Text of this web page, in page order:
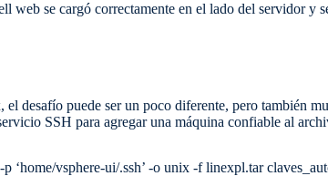
web se cargó correctamente en el lado del servidor y
el desafío puede ser un poco diferente, pero también
SSH para agregar una máquina confiable al
‘home/vsphere-ui/.ssh’ -o unix -f linexpl.tar